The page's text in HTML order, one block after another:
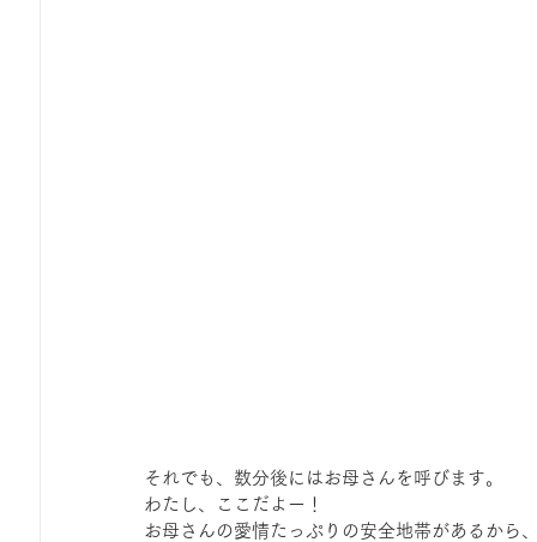
それでも、数分後にはお母さんを呼びます。
わたし、ここだよー！
お母さんの愛情たっぷりの安全地帯があるから